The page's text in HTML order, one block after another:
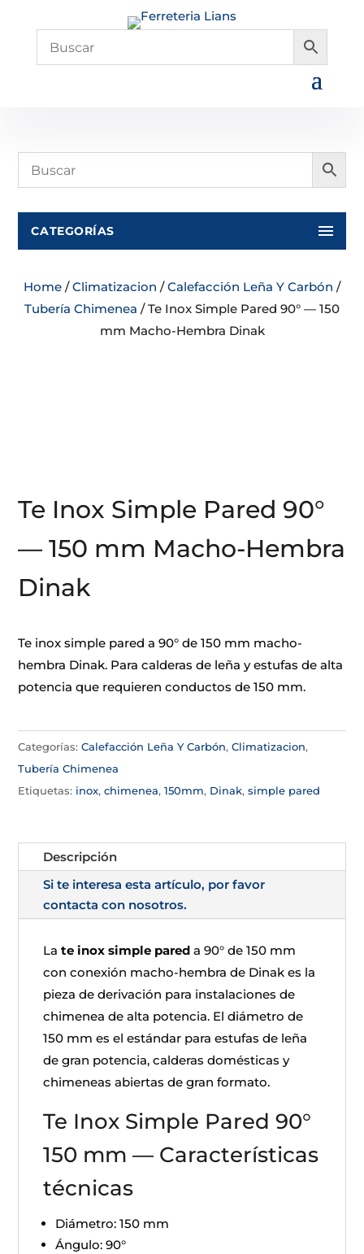
CATEGORÍAS
Home /Climatizacion /Calefacción Leña Y Carbón /
Tubería Chimenea / Te Inox Simple Pared 90° — 150
mm Macho-Hembra Dinak
Te Inox Simple Pared 90°
— 150 mm Macho-Hembra
Dinak
Te inox simple pared a 90° de 150 mm macho-
hembra Dinak. Para calderas de leña y estufas de alta
potencia que requieren conductos de 150 mm.
Categorías:Calefacción Leña Y Carbón,Climatizacion,
Tubería Chimenea
Etiquetas: inox,chimenea,150mm, Dinak,simple pared
Descripción
Si te interesa esta artículo, por favor
contacta con nosotros.
Late inox simple pared a 90° de 150 mm
con conexión macho-hembra de Dinak es la
pieza de derivación para instalaciones de
chimenea de alta potencia. El diámetro de
150 mm es el estándar para estufas de leña
de gran potencia, calderas domésticas y
chimeneas abiertas de gran formato.
Te Inox Simple Pared 90°
150 mm — Características
técnicas
Diámetro: 150 mm
Ángulo: 90°